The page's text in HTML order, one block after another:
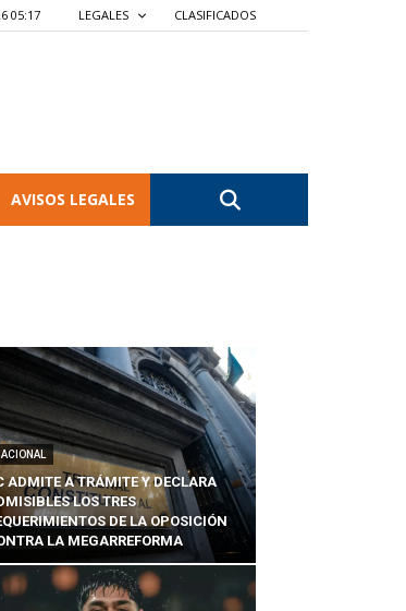
05:17 LEGALES CLASIFICADOS
AVISOS LEGALES
ADMITE A TRÁMITE Y DECLARA
LOS TRES
DE LA OPOSICIÓN
LA MEGARREFORMA